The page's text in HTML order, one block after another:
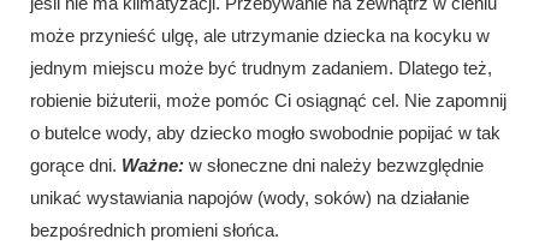
może przynieść ulgę, ale utrzymanie dziecka na kocyku w
jednym miejscu może być trudnym zadaniem. Dlatego też,
robienie biżuterii, może pomóc Ci osiągnąć cel. Nie zapomnij
o butelce wody, aby dziecko mogło swobodnie popijać w tak
gorące dni. Ważne: w słoneczne dni należy bezwzględnie
unikać wystawiania napojów (wody, soków) na działanie
bezpośrednich promieni słońca.